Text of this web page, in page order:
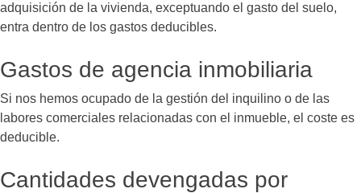
adquisición de la vivienda, exceptuando el gasto del suelo,
entra dentro de los gastos deducibles.
Gastos de agencia inmobiliaria
Si nos hemos ocupado de la gestión del inquilino o de las
labores comerciales relacionadas con el inmueble, el coste es
deducible.
Cantidades devengadas por